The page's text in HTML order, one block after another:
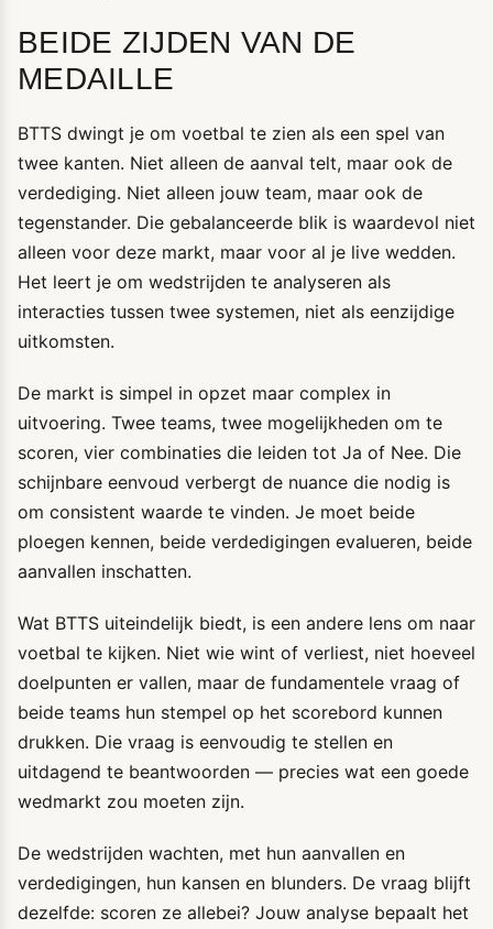
BEIDE ZIJDEN VAN DE
MEDAILLE
BTTS dwingt je om voetbal te zien als een spel van
twee kanten. Niet alleen de aanval telt, maar ook de
verdediging. Niet alleen jouw team, maar ook de
tegenstander. Die gebalanceerde blik is waardevol niet
alleen voor deze markt, maar voor al je live wedden.
Het leert je om wedstrijden te analyseren als
interacties tussen twee systemen, niet als eenzijdige
uitkomsten.
De markt is simpel in opzet maar complex in
uitvoering. Twee teams, twee mogelijkheden om te
scoren, vier combinaties die leiden tot Ja of Nee. Die
schijnbare eenvoud verbergt de nuance die nodig is
om consistent waarde te vinden. Je moet beide
ploegen kennen, beide verdedigingen evalueren, beide
aanvallen inschatten.
Wat BTTS uiteindelijk biedt, is een andere lens om naar
voetbal te kijken. Niet wie wint of verliest, niet hoeveel
doelpunten er vallen, maar de fundamentele vraag of
beide teams hun stempel op het scorebord kunnen
drukken. Die vraag is eenvoudig te stellen en
uitdagend te beantwoorden — precies wat een goede
wedmarkt zou moeten zijn.
De wedstrijden wachten, met hun aanvallen en
verdedigingen, hun kansen en blunders. De vraag blijft
dezelfde: scoren ze allebei? Jouw analyse bepaalt het